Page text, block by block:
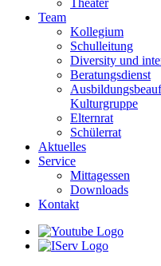
Theater
Team
Kollegium
Schulleitung
Diversity und
Beratungsdienst
Kulturgruppe
Elternrat
Schülerrat
Aktuelles
Service
Mittagessen
Downloads
Kontakt